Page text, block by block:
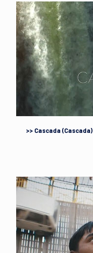
>> Cascada (Cascada)